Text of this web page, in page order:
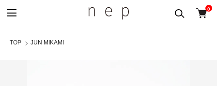
0
TOP JUN MIKAMI